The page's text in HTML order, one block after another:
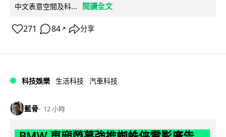
中文表意空間及科...
閱讀全文
271 84 ↗ 分享
科技娛樂 生活科技 汽車科技
藍骨 12 小時